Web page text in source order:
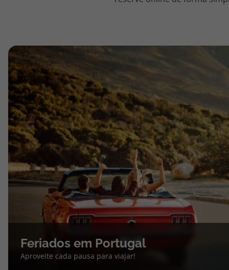
topatlantico@topatlantico.com
Feriados em Portugal
Aproveite cada pausa para viajar!